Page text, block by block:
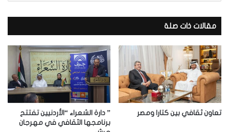
ي
د
ك
ا
ل
إ
ل
ت
ر
مقالات ذات صلة
تعاون ثقافي بين كتارا ومصر
” دارة الشعراء “الأردنيين تفتتح
برنامجها الثقافي في مهرجان